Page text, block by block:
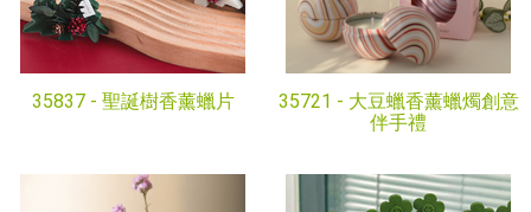
35837 - 聖誕樹香薰蠟片 35721 - 大豆蠟香薰蠟燭創意
伴手禮